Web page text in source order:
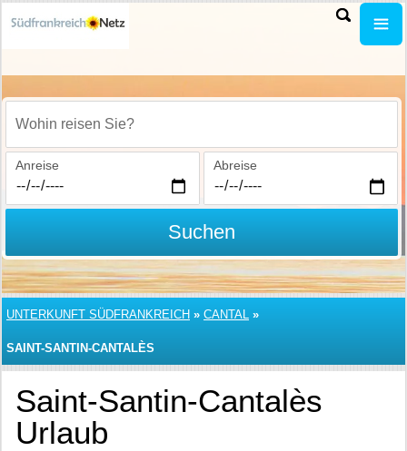
Wohin reisen Sie?
Anreise Abreise
Suchen
UNTERKUNFT SÜDFRANKREICH » CANTAL »
SAINT-SANTIN-CANTALÈS
Saint-Santin-Cantalès
Urlaub